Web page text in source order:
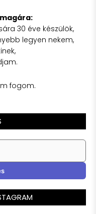
30 éve készülök,
legyen nekem,
fogom.